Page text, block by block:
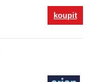
koupit